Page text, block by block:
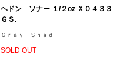
ヘドン ソナー １/２oz Ｘ０４３３
ＧＳ.
Ｇｒａｙ Ｓｈａｄ
SOLD OUT